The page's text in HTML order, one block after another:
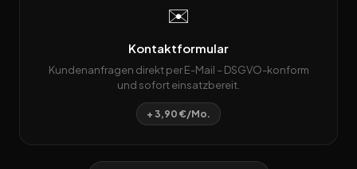
✉️
Kontaktformular
Kundenanfragen direkt per E-Mail – DSGVO-konform
und sofort einsatzbereit.
+ 3,90 €/Mo.